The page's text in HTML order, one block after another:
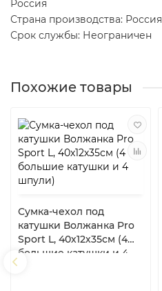
Россия
Страна производства: Россия
Срок службы: Неограничен
Похожие товары
Сумка-чехол под
катушки Волжанка Pro
Sport L, 40х12х35см (4
большие катушки и 4